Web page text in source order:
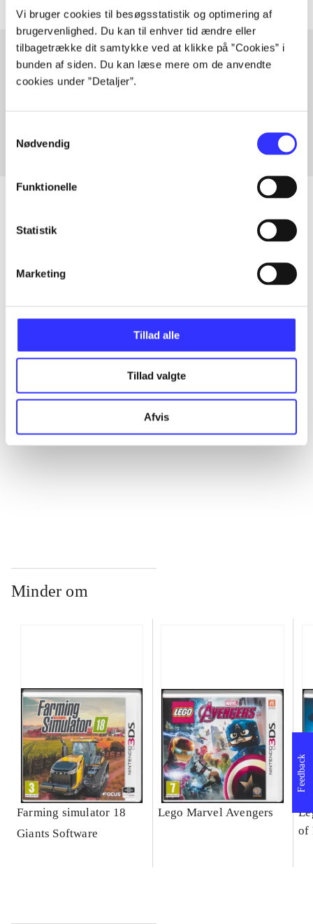
Vi bruger cookies til besøgsstatistik og optimering af
brugervenlighed. Du kan til enhver tid ændre eller
tilbagetrække dit samtykke ved at klikke på ”Cookies” i
bunden af siden. Du kan læse mere om de anvendte
cookies under ”Detaljer”.
Nødvendig
Funktionelle
Statistik
Marketing
Tillad alle
Tillad valgte
Afvis
Artikler med samme emner
...
...
Minder om
Farming simulator 18
Giants Software
Lego Marvel Avengers
of
Feedback